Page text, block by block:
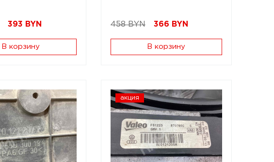
393 BYN
В корзину
458 BYN 366 BYN
В корзину
акция